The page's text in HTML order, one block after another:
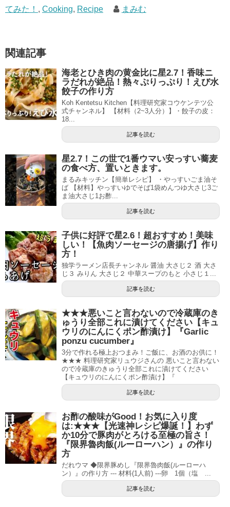
てみた！ , Cooking, Recipe まみむ
関連記事
海老とひき肉の黄金比に星2.7！香味ニ
ラだれが絶品！熱々ぷりっぷり！えび水
餃子の作り方
Koh Kentetsu Kitchen【料理研究家コウケンテツ公
式チャンネル】 【材料（2~3人分）】・餃子の皮：
18...
記事を読む
星2.7！この世で1番ウマい安っすい蕎麦
の食べ方、置いときます。
まるみキッチン【簡単レシピ】 ・やっすいごま油そ
ば 【材料】やっすいゆでそば1袋めんつゆ大さじ3ご
ま油大さじ1お酢...
記事を読む
子供に好評で星2.6！超おすすめ！美味
しい！【魚肉ソーセージの唐揚げ】作り
方！
独学ラーメン店長チャンネル 醤油 大さじ２ 酒 大さ
じ３ みりん 大さじ２ 中華スープのもと 小さじ１...
記事を読む
★★★悪いこと言わないので冷蔵庫のき
ゅうり全部これに漬けてください【キュ
ウリのにんにくポン酢漬け】『Garlic
ponzu cucumber』
3分で作れる極上おつまみ！ご飯に、お酒のお供に！
★★★ 料理研究家リュウジさんの 悪いこと言わない
ので冷蔵庫のきゅうり全部これに漬けてください
【キュウリのにんにくポン酢漬け】『
記事を読む
お酢の酸味がGood！お気に入り度
は:★★★【光速神レシピ爆誕！】わず
か10分で豚肉がとろける至極の旨さ！
『限界魯肉飯(ルーローハン）』の作り
方
だれウマ ◆限界豚めし『限界魯肉飯(ルーローハ
ン）』の作り方 --- 材料(1人前) ---卵 1個（塩 ...
記事を読む